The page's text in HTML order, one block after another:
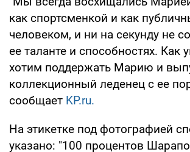
как спортсменкой и как
человеком, и ни на секунду не
ее таланте и способностях. Как
хотим поддержать Марию и
коллекционный леденец с ее
сообщает KP.ru.
На этикетке под фотографией
указано: "100 процентов